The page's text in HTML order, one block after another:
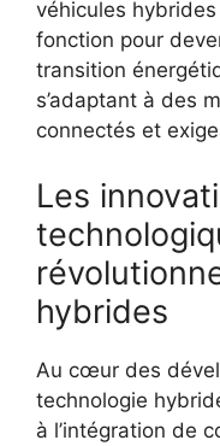
véhicules
fonction pour
transition
s’adaptant à des
connectés et
Les
hybrides
Au cœur des
technologie
à l’intégration de